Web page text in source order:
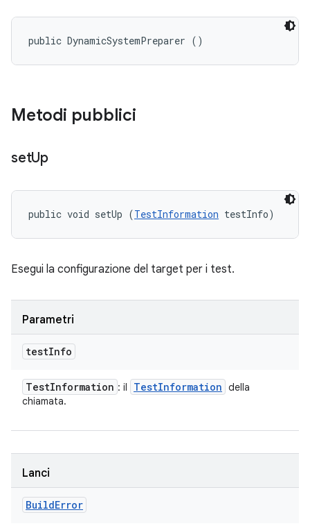
public DynamicSystemPreparer ()
Metodi pubblici
setUp
public void setUp (TestInformation testInfo)
Esegui la configurazione del target per i test.
Parametri
testInfo
TestInformation : il TestInformation della
chiamata.
Lanci
BuildError